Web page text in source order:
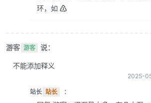
环，如 ♴
游客 游客 说：
不能添加释义
2025-
站长 站长 ：